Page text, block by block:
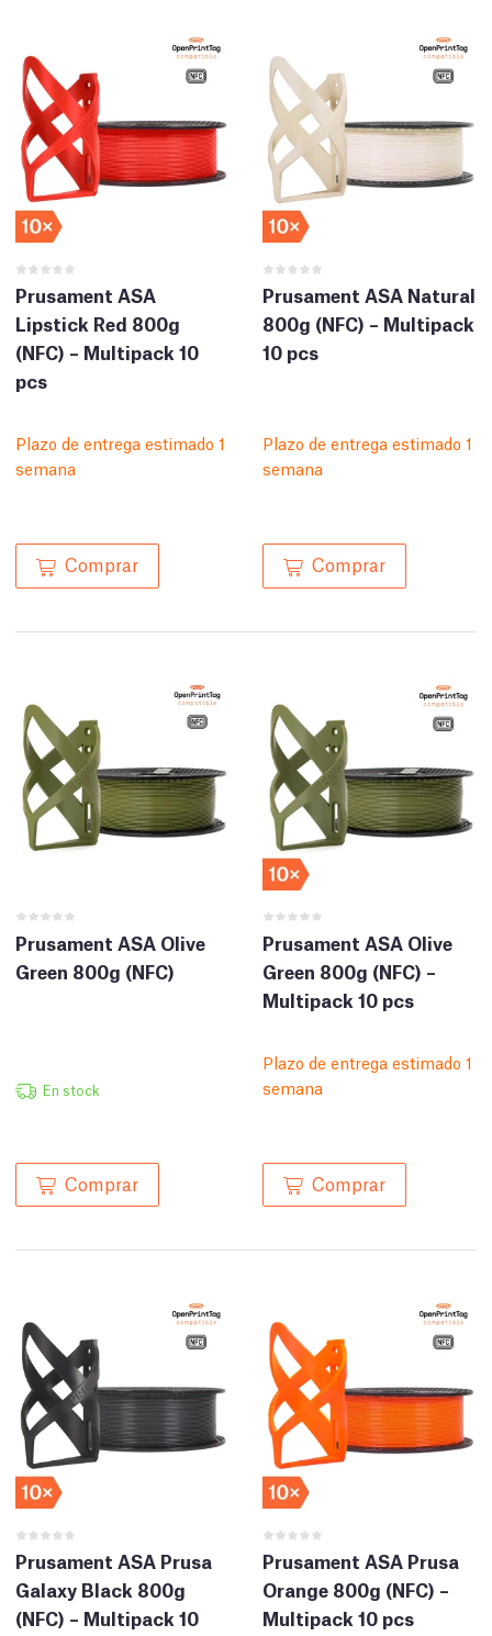
Prusament ASA
Lipstick Red 800g
(NFC) – Multipack 10
pcs
Plazo de entrega estimado 1
semana
Comprar
Prusament ASA Natural
800g (NFC) – Multipack
10 pcs
Plazo de entrega estimado 1
semana
Comprar
Prusament ASA Olive
Green 800g (NFC)
En stock
Comprar
Prusament ASA Olive
Green 800g (NFC) –
Multipack 10 pcs
Plazo de entrega estimado 1
semana
Comprar
Prusament ASA Prusa
Galaxy Black 800g
(NFC) – Multipack 10
Prusament ASA Prusa
Orange 800g (NFC) –
Multipack 10 pcs